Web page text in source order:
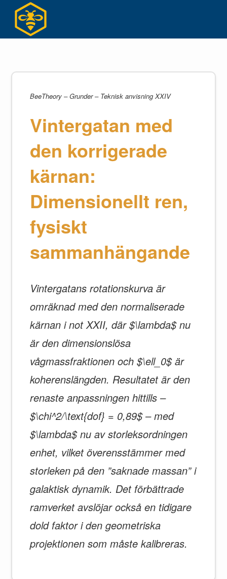
Hoppa
innehållet
BeeTheory – Grunder – Teknisk anvisning XXIV
Vintergatan med
den korrigerade
kärnan:
Dimensionellt ren,
fysiskt
sammanhängande
Vintergatans rotationskurva är
omräknad med den normaliserade
kärnan i not XXII, där $\lambda$ nu
är den dimensionslösa
vågmassfraktionen och $\ell_0$ är
koherenslängden. Resultatet är den
renaste anpassningen hittills –
$\chi^2/\text{dof} = 0,89$ – med
$\lambda$ nu av storleksordningen
enhet, vilket överensstämmer med
storleken på den ”saknade massan” i
galaktisk dynamik. Det förbättrade
ramverket avslöjar också en tidigare
dold faktor i den geometriska
projektionen som måste kalibreras.